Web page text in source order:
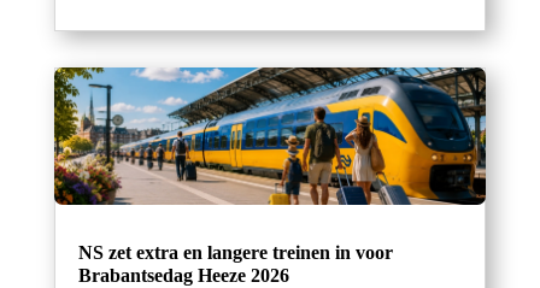
NS zet extra en langere treinen in voor
Brabantsedag Heeze 2026